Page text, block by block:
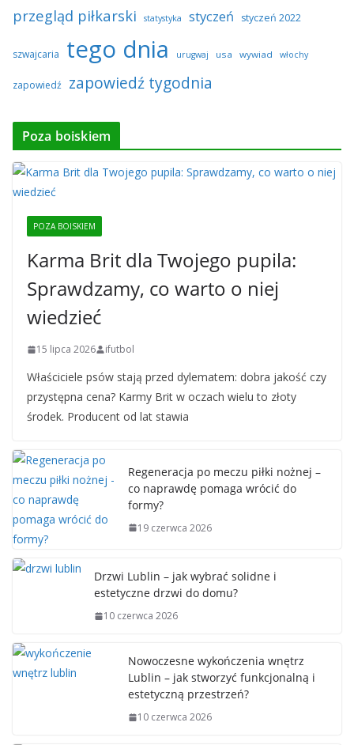
przegląd piłkarski statystyka styczeń styczeń 2022
szwajcaria tego dnia urugwaj usa wywiad włochy
zapowiedź zapowiedź tygodnia
Poza boiskiem
POZA BOISKIEM
Karma Brit dla Twojego pupila:
Sprawdzamy, co warto o niej
wiedzieć
15 lipca 2026 ifutbol
Właściciele psów stają przed dylematem: dobra jakość czy
przystępna cena? Karmy Brit w oczach wielu to złoty
środek. Producent od lat stawia
Regeneracja po meczu piłki nożnej –
co naprawdę pomaga wrócić do
formy?
19 czerwca 2026
Drzwi Lublin – jak wybrać solidne i
estetyczne drzwi do domu?
10 czerwca 2026
Nowoczesne wykończenia wnętrz
Lublin – jak stworzyć funkcjonalną i
estetyczną przestrzeń?
10 czerwca 2026